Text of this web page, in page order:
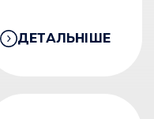
ДЕТАЛЬНІШЕ